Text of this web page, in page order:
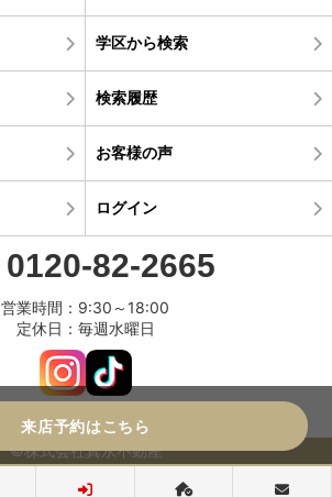
学区から検索
検索履歴
お客様の声
ログイン
0120-82-2665
営業時間：9:30～18:00
定休日：毎週水曜日
©株式会社真永不動産
来店予約はこちら